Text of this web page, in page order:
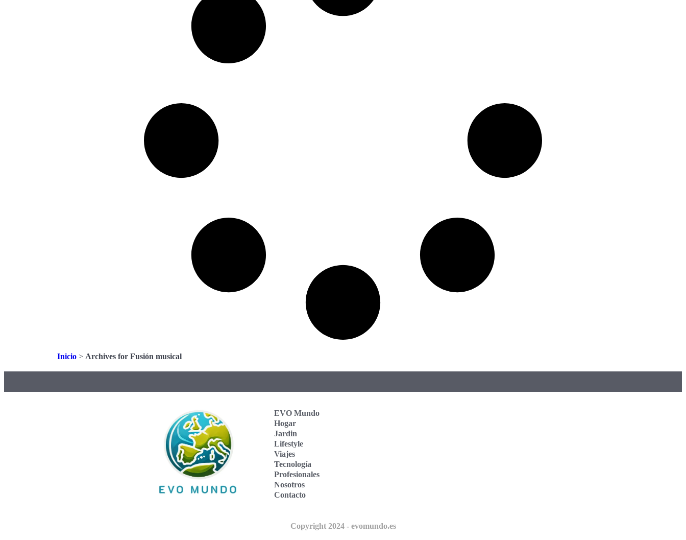
Inicio > Archives for Fusión musical
EVO Mundo
Hogar
Jardin
Lifestyle
Viajes
Tecnología
Profesionales
Nosotros
Contacto
Copyright 2024 - evomundo.es